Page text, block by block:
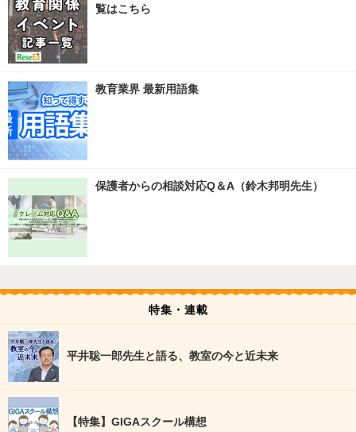
覧はこちら
教育業界 最新用語集
保護者からの相談対応Q＆A（鈴木邦明先生）
特集・連載
平井聡一郎先生と語る、教室の今と近未来
【特集】GIGAスクール構想